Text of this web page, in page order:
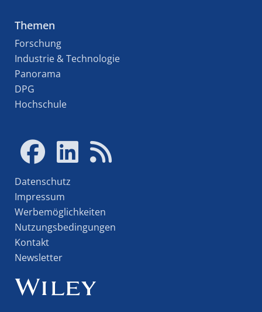
Themen
Forschung
Industrie & Technologie
Panorama
DPG
Hochschule
Datenschutz
Impressum
Werbemöglichkeiten
Nutzungsbedingungen
Kontakt
Newsletter